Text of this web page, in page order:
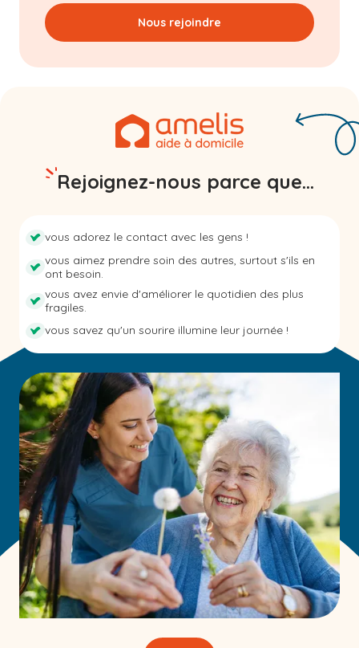
Nous rejoindre
Rejoignez-nous parce que...
vous adorez le contact avec les gens !
vous aimez prendre soin des autres, surtout s'ils en
ont besoin.
vous avez envie d'améliorer le quotidien des plus
fragiles.
vous savez qu'un sourire illumine leur journée !